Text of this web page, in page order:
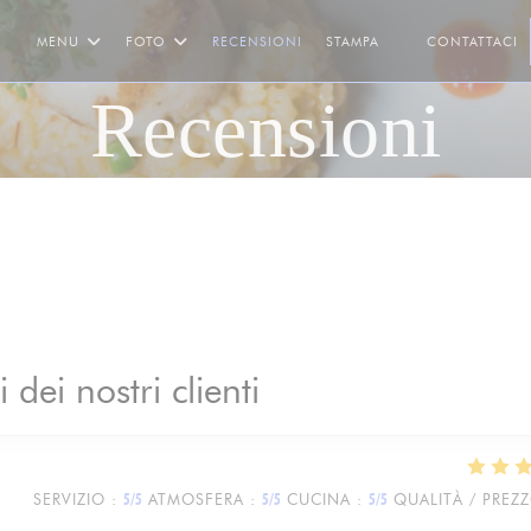
MENU FOTO RECENSIONI STAMPA CONTATTACI
Recensioni
dei nostri clienti
SERVIZIO : 5/5 ATMOSFERA : 5/5 CUCINA : 5/5 QUALITÀ /